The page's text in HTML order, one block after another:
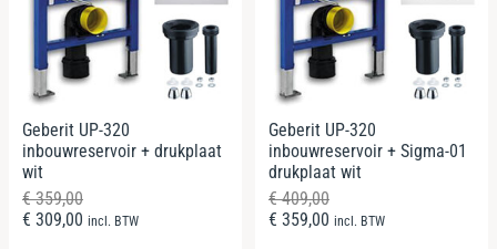
Geberit UP-320
inbouwreservoir + drukplaat
wit
€359,00
€ 309,00 incl. BTW
Geberit UP-320
inbouwreservoir + Sigma-01
drukplaat wit
€409,00
€ 359,00 incl. BTW